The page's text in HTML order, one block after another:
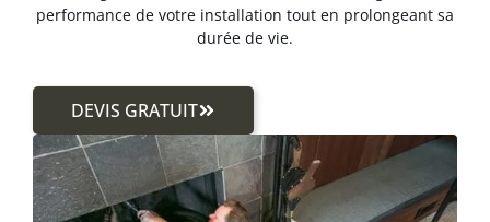
performance de votre installation tout en prolongeant sa
durée de vie.
DEVIS GRATUIT